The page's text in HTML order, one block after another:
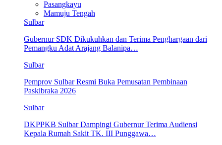
Pasangkayu
Mamuju Tengah
Sulbar
Gubernur SDK Dikukuhkan dan Terima Penghargaan dari
Pemangku Adat Arajang Balanipa…
Sulbar
Pemprov Sulbar Resmi Buka Pemusatan Pembinaan
Paskibraka 2026
Sulbar
DKPPKB Sulbar Dampingi Gubernur Terima Audiensi
Kepala Rumah Sakit TK. III Punggawa…